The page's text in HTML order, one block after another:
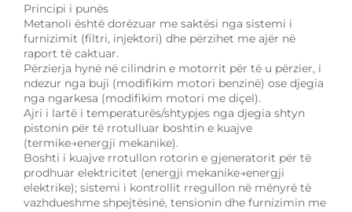
Principi i punës
Metanoli është dorëzuar me saktësi nga sistemi i
furnizimit (filtri, injektori) dhe përzihet me ajër në
raport të caktuar.
Përzierja hynë në cilindrin e motorrit për të u përzier, i
ndezur nga buji (modifikim motori benzinë) ose djegia
nga ngarkesa (modifikim motori me diçel).
Ajri i lartë i temperaturës/shtypjes nga djegia shtyn
pistonin për të rrotulluar boshtin e kuajve
(termike→energji mekanike).
Boshti i kuajve rrotullon rotorin e gjeneratorit për të
prodhuar elektricitet (energji mekanike→energji
elektrike); sistemi i kontrollit rregullon në mënyrë të
vazhdueshme shpejtësinë, tensionin dhe furnizimin me